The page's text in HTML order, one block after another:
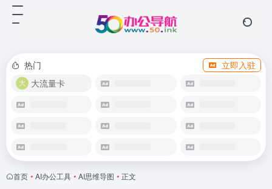
热门
立即入驻
大流量卡
首页 • AI办公工具 • AI思维导图 • 正文